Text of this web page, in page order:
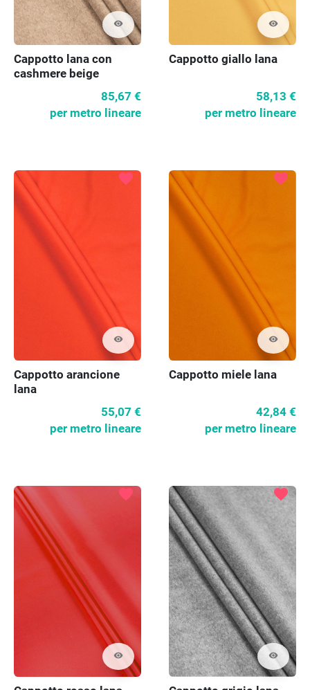
visibility
Cappotto lana con
cashmere beige
85,67 €
per metro lineare
visibility
Cappotto giallo lana
58,13 €
per metro lineare
visibility
favorite
Cappotto arancione
lana
55,07 €
per metro lineare
visibility
favorite
Cappotto miele lana
42,84 €
per metro lineare
visibility
favorite
visibility
favorite